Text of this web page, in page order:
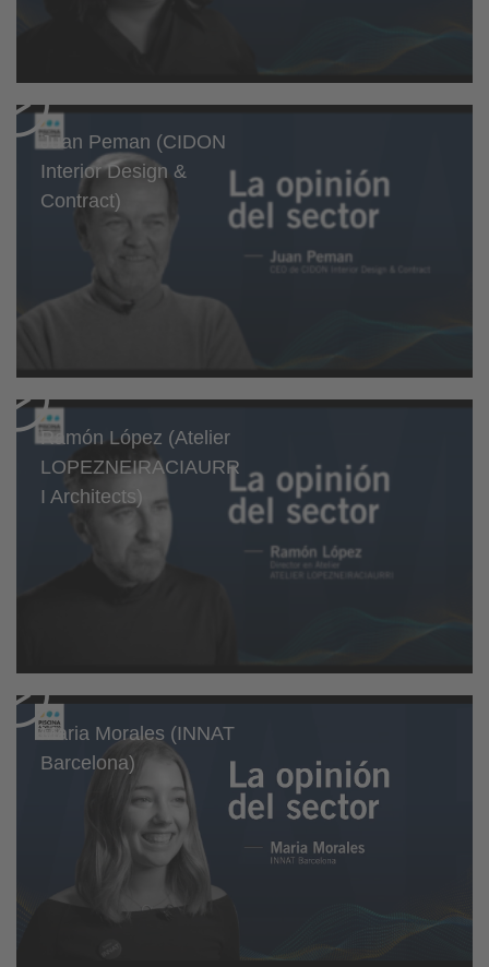
Juan Peman (CIDON
Interior Design &
Contract)
Ramón López (Atelier
LOPEZNEIRACIAURR
I Architects)
Maria Morales (INNAT
Barcelona)